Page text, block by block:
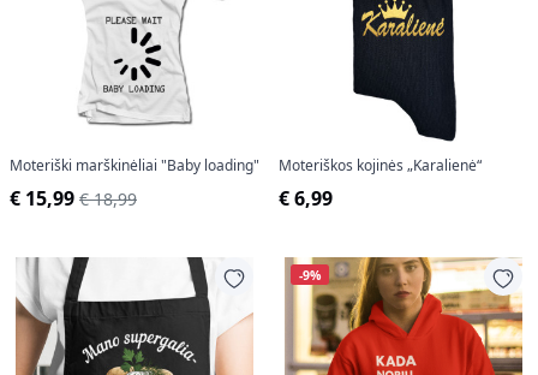
Moteriški marškinėliai "Baby loading"
€ 15,99 € 18,99
Moteriškos kojinės „Karalienė“
€ 6,99
-9%